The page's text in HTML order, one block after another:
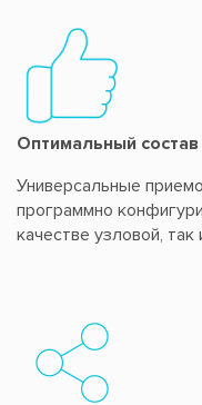
Оптимальный
Универсальные
программно
качестве узловой, так